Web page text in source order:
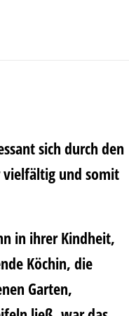
sich durch den
vielfältig und somit
in ihrer Kindheit,
Köchin, die
Garten,